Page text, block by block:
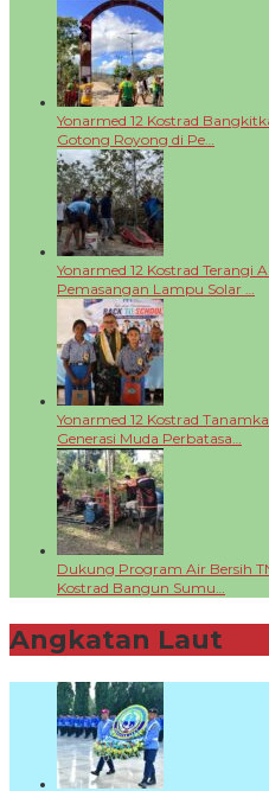
Yonarmed 12 Kostrad
Gotong Royong di Pe…
Yonarmed 12 Kostrad Terangi
Pemasangan Lampu Solar …
Yonarmed 12 Kostrad
Generasi Muda Perbatasa…
Dukung Program Air Bersih
Kostrad Bangun Sumu…
Angkatan Laut